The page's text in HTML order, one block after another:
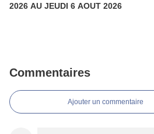
2026 AU JEUDI 6 AOUT 2026
Commentaires
Ajouter un commentaire